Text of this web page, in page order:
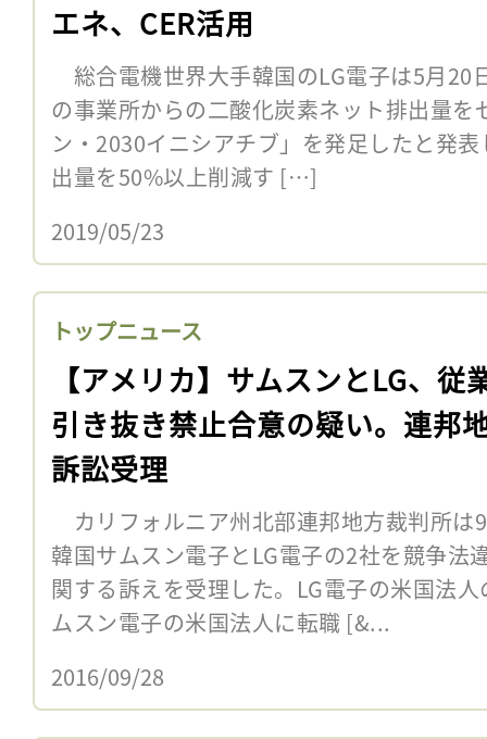
エネ、CER活用
総合電機世界大手韓国のLG電子は5月20
の事業所からの二酸化炭素ネット排出量を
ン・2030イニシアチブ」を発足したと発
出量を50%以上削減す […]
2019/05/23
トップニュース
【アメリカ】サムスンとLG、従
引き抜き禁止合意の疑い。連邦
訴訟受理
カリフォルニア州北部連邦地方裁判所は
韓国サムスン電子とLG電子の2社を競争法
関する訴えを受理した。LG電子の米国法
ムスン電子の米国法人に転職 [&...
2016/09/28